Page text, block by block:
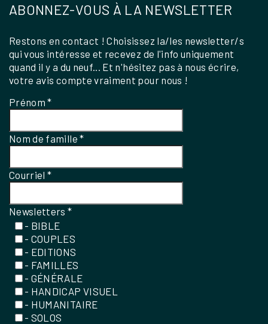
ABONNEZ-VOUS À LA NEWSLETTER
Restons en contact ! Choisissez la/les newsletter/s
qui vous intéresse et recevez de l'info uniquement
quand il y a du neuf... Et n'hésitez pas à nous écrire,
votre avis compte vraiment pour nous !
Prénom*
Nom de famille*
Courriel*
Newsletters*
- BIBLE
- COUPLES
- EDITIONS
- FAMILLES
- GÉNÉRALE
- HANDICAP VISUEL
- HUMANITAIRE
- SOLOS